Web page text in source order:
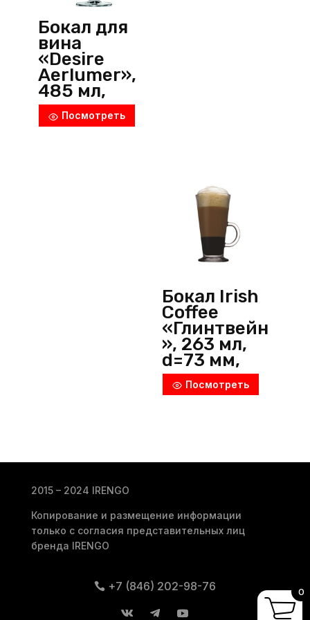
Бокал для
вина
«Desire
Aerlumer»,
485 мл,
d=96 мм,
h=216 мм,
Посмотреть
Бокал Irish
Coffee
«Глинтвейн
», 263 мл,
d=73 мм,
h=148 мм,
стекло,
Посмотреть
2015 – 2024 IRENGO
Копирование и размещение информации
только с согласия представительных лиц
бренда IRENGO
+7 (846) 202-98-76 0